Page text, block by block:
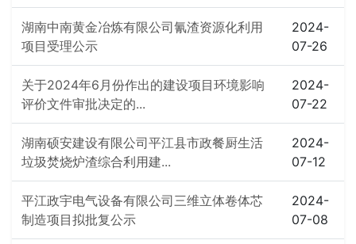
湖南中南黄金冶炼有限公司氰渣资源化利用
项目受理公示
2024-
07-26
关于2024年6月份作出的建设项目环境影响
评价文件审批决定的...
2024-
07-22
湖南硕安建设有限公司平江县市政餐厨生活
垃圾焚烧炉渣综合利用建...
2024-
07-12
平江政宇电气设备有限公司三维立体卷体芯
制造项目拟批复公示
2024-
07-08